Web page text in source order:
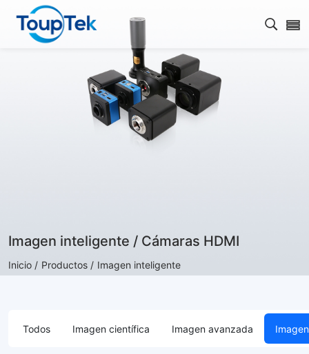
Abrir
Imagen inteligente / Cámaras HDMI
Inicio / Productos / Imagen inteligente
Todos Imagen científica Imagen avanzada